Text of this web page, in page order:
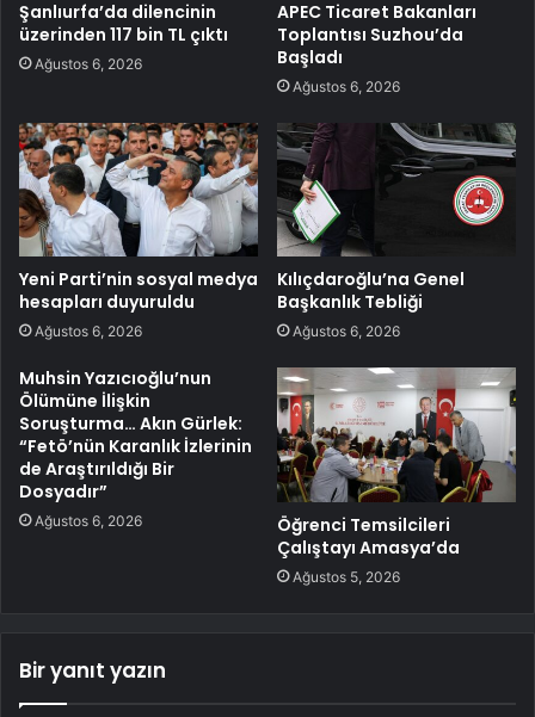
Şanlıurfa’da dilencinin
üzerinden 117 bin TL çıktı
Ağustos 6, 2026
APEC Ticaret Bakanları
Toplantısı Suzhou’da
Başladı
Ağustos 6, 2026
Yeni Parti’nin sosyal medya
hesapları duyuruldu
Ağustos 6, 2026
Kılıçdaroğlu’na Genel
Başkanlık Tebliği
Ağustos 6, 2026
Muhsin Yazıcıoğlu’nun
Ölümüne İlişkin
Soruşturma… Akın Gürlek:
“Fetö’nün Karanlık İzlerinin
de Araştırıldığı Bir
Dosyadır”
Ağustos 6, 2026
Öğrenci Temsilcileri
Çalıştayı Amasya’da
Ağustos 5, 2026
Bir yanıt yazın